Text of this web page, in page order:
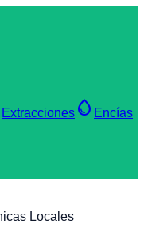
Extracciones water_drop Encías
Locales